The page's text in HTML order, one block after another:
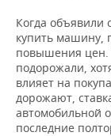
Когда объявили
купить машину,
повышения цен.
подорожали,
влияет на
дорожают,
автомобильной
последние